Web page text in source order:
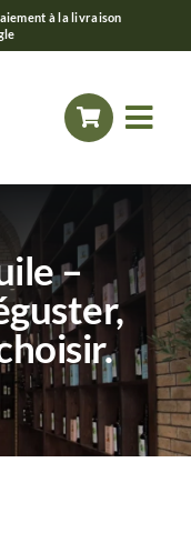
à la livraison
–